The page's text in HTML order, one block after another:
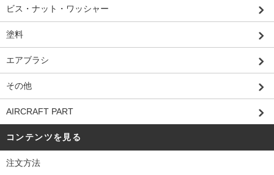
ビス・ナット・ワッシャー
塗料
エアブラシ
その他
AIRCRAFT PART
コンテンツを見る
注文方法